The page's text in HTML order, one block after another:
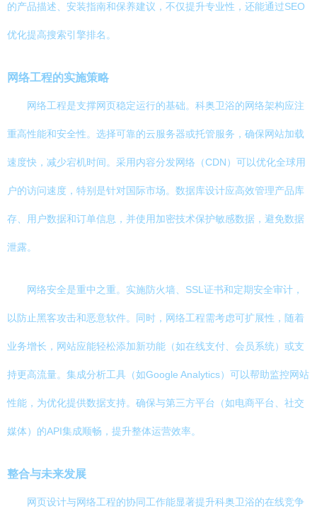
的产品描述、安装指南和保养建议，不仅提升专业性，还能通过SEO
优化提高搜索引擎排名。
网络工程的实施策略
网络工程是支撑网页稳定运行的基础。科奥卫浴的网络架构应注
重高性能和安全性。选择可靠的云服务器或托管服务，确保网站加载
速度快，减少宕机时间。采用内容分发网络（CDN）可以优化全球用
户的访问速度，特别是针对国际市场。数据库设计应高效管理产品库
存、用户数据和订单信息，并使用加密技术保护敏感数据，避免数据
泄露。
网络安全是重中之重。实施防火墙、SSL证书和定期安全审计，
以防止黑客攻击和恶意软件。同时，网络工程需考虑可扩展性，随着
业务增长，网站应能轻松添加新功能（如在线支付、会员系统）或支
持更高流量。集成分析工具（如Google Analytics）可以帮助监控网站
性能，为优化提供数据支持。确保与第三方平台（如电商平台、社交
媒体）的API集成顺畅，提升整体运营效率。
整合与未来发展
网页设计与网络工程的协同工作能显著提升科奥卫浴的在线竞争